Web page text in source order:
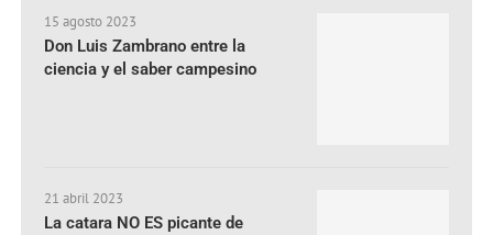
15 agosto 2023
Don Luis Zambrano entre la
ciencia y el saber campesino
21 abril 2023
La catara NO ES picante de